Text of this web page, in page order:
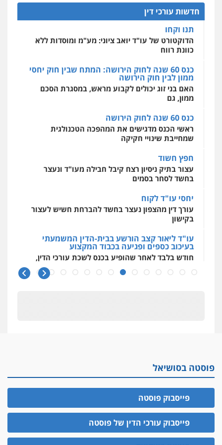
אחסון אתרים
מקצועיים לעורכי דין
מרכז התחלה חדשה
אסירים עבירות מין שירותים מקצועיים
לעורכי דין
חדשות עורכי דין
להגנה על עסקים קטנים
תנו וקחו
הדוקטורט של עו"ד יואב ציוני: מע"מ ומוסדות ללא
כוונת רווח
כנס 60 שנה לחוק הירושה: המתח שבין חוק יחסי
ממון לבין חוק הירושה
האם בני זוג יכולים לקבוע מראש, במסגרת הסכם
ממון, גם
כנס 60 שנה לחוק הירושה
ראשי הכנס מדגישים את המהפכה הטכנולגית
שמחייבת שינויי חקיקה
חפץ חשוד
עצור בתיק ניסיון רצח קיבל חבילה מעו"ד ונעצר
בחשד לסחר בסמים
יחסי עו"ד לקוח
עורך דין מהצפון נעצר בחשד להברחת חשיש לעצור
בקישון
עו"ד ליאור קצב הורשע בבית-הדין המשמעתי
בעיכוב כספים ופגיעה בכבוד המקצוע
חודש בלבד לאחר שהופיע בכנס לשכת עורכי הדין,
קצב הורשע
אלה המינויים
הוועדה לבחירת שופטים בחרה 26 שופטים ורשמים
נוספים
ראו הוזהרתם
הפרקליטות מקדמת הפללת עורכי דין "קונסילייריז"
בחוק המאבק בארגוני פשיעה
פוסטה בסושיאל
פייסבוק פוסטה
פייסבוק עורכי הדין של פוסטה